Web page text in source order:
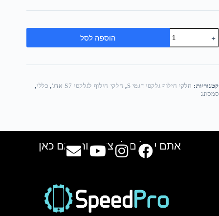
הוספה לסל
קטגוריות: חלקי חילוף גלקסי דגמי S , חלקי חילוף לגלקסי S7 אדג' , כללי,
סמסונג
אתם יכולים למצוא אותנו גם כאן